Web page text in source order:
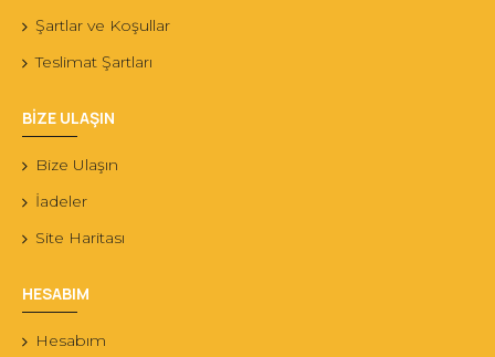
Şartlar ve Koşullar
Teslimat Şartları
BİZE ULAŞIN
Bize Ulaşın
İadeler
Site Haritası
HESABIM
Hesabım